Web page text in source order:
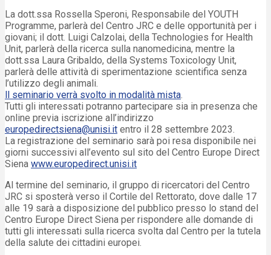
La dott.ssa Rossella Speroni, Responsabile del YOUTH
Programme, parlerà del Centro JRC e delle opportunità per i
giovani; il dott. Luigi Calzolai, della Technologies for Health
Unit, parlerà della ricerca sulla nanomedicina, mentre la
dott.ssa Laura Gribaldo, della Systems Toxicology Unit,
parlerà delle attività di sperimentazione scientifica senza
l’utilizzo degli animali.
ll seminario verrà svolto in modalità mista.
Tutti gli interessati potranno partecipare sia in presenza che
online previa iscrizione all’indirizzo
europedirectsiena@unisi.it entro il 28 settembre 2023.
La registrazione del seminario sarà poi resa disponibile nei
giorni successivi all’evento sul sito del Centro Europe Direct
Siena www.europedirect.unisi.it
Al termine del seminario, il gruppo di ricercatori del Centro
JRC si sposterà verso il Cortile del Rettorato, dove dalle 17
alle 19 sarà a disposizione del pubblico presso lo stand del
Centro Europe Direct Siena per rispondere alle domande di
tutti gli interessati sulla ricerca svolta dal Centro per la tutela
della salute dei cittadini europei.